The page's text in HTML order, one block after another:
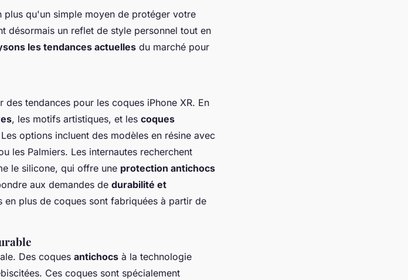
plus qu'un simple moyen de protéger votre
désormais un reflet de style personnel tout en
les tendances actuelles du marché pour
tendances pour les coques iPhone XR. En
, les motifs artistiques, et les coques
options incluent des modèles en résine avec
les Palmiers. Les internautes recherchent
le silicone, qui offre une protection antichocs
aux demandes de durabilité et
en plus de coques sont fabriquées à partir de
Des coques antichocs à la technologie
Ces coques sont spécialement